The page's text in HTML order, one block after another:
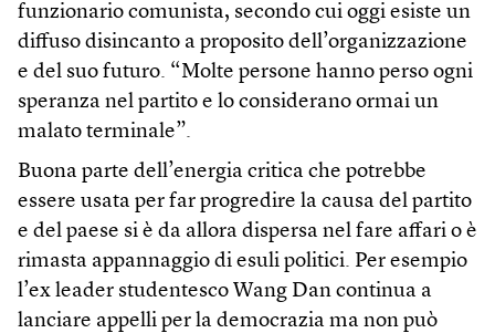
funzionario comunista, secondo cui oggi esiste un
diffuso disincanto a proposito dell’organizzazione
e del suo futuro. “Molte persone hanno perso ogni
speranza nel partito e lo considerano ormai un
malato terminale”.
Buona parte dell’energia critica che potrebbe
essere usata per far progredire la causa del partito
e del paese si è da allora dispersa nel fare affari o è
rimasta appannaggio di esuli politici. Per esempio
l’ex leader studentesco Wang Dan continua a
lanciare appelli per la democrazia ma non può